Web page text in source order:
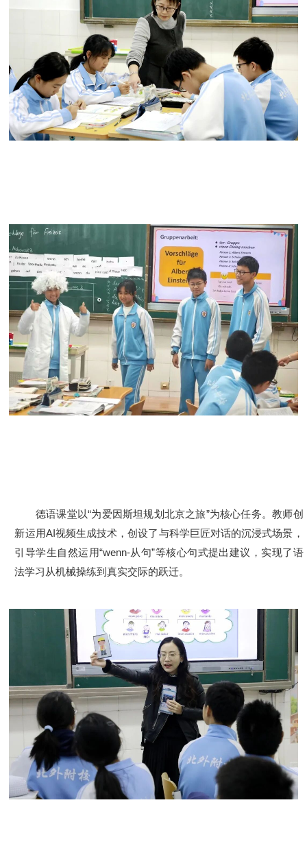
德语课堂以“为爱因斯坦规划北京之旅”为核心任务。教师创
新运用AI视频生成技术，创设了与科学巨匠对话的沉浸式场景，
引导学生自然运用“wenn-从句”等核心句式提出建议，实现了语
法学习从机械操练到真实交际的跃迁。